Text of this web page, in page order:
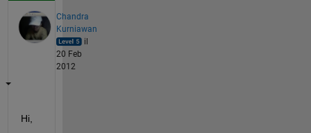
Chandra
Kurniawan
il
20 Feb
2012
Hi,